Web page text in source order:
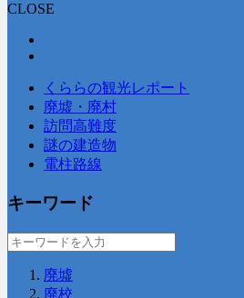
CLOSE
くららの観光レポート
廃墟・廃村
訪問高難度
謎の建造物
電柱路線
キーワード
廃墟
廃校